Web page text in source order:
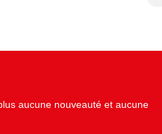
aucune nouveauté et aucune